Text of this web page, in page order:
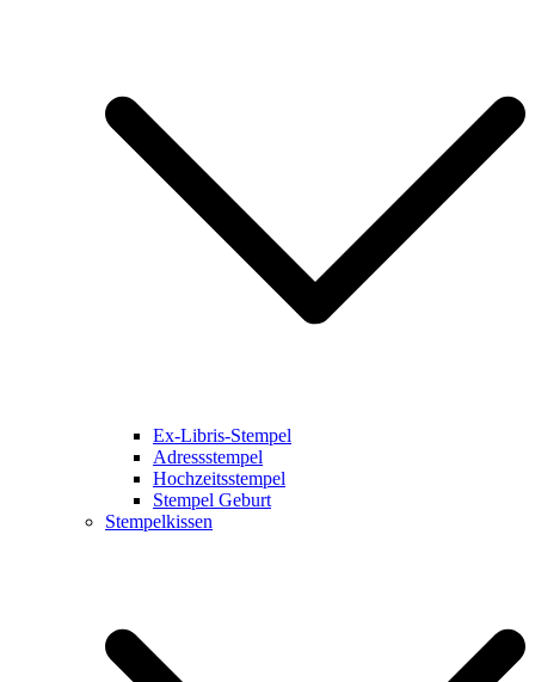
Ex-Libris-Stempel
Adressstempel
Hochzeitsstempel
Stempel Geburt
Stempelkissen